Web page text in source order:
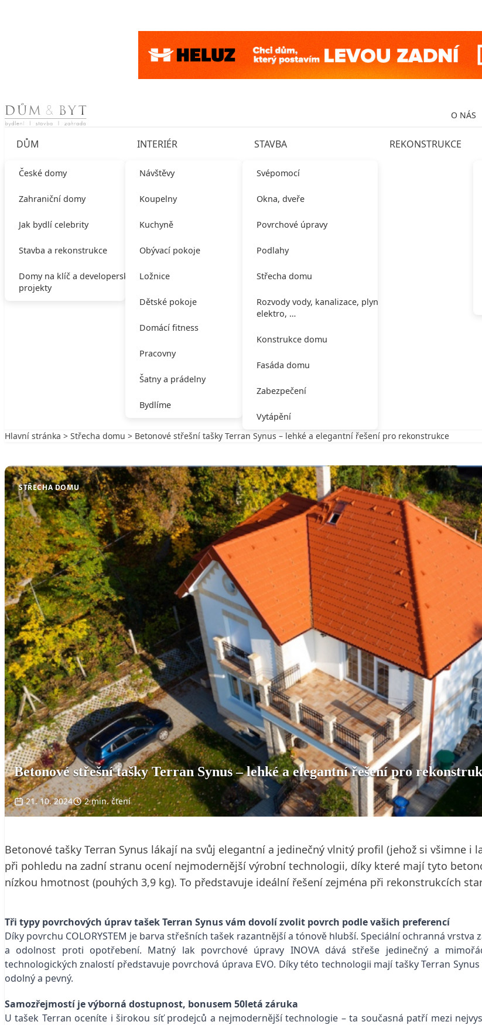
Skip to content O NÁS
DŮM
České domy
Zahraniční domy
Jak bydlí celebrity
Stavba a rekonstrukce
Domy na klíč a developerské
projekty
INTERIÉR
Návštěvy
Koupelny
Kuchyně
Obývací pokoje
Ložnice
Dětské pokoje
Domácí fitness
Pracovny
Šatny a prádelny
Bydlíme
STAVBA
Svépomocí
Okna, dveře
Povrchové úpravy
Podlahy
Střecha domu
Rozvody vody, kanalizace, plynu,
elektro, …
Konstrukce domu
Fasáda domu
Zabezpečení
Vytápění
REKONSTRUKCE
Hlavní stránka > Střecha domu > Betonové střešní tašky Terran Synus – lehké a elegantní řešení pro rekonstrukce
STŘECHA DOMU
Betonové střešní tašky Terran Synus – lehké a elegantní řešení pro
21. 10. 2024 2 min. čtení
Betonové tašky Terran Synus lákají na svůj elegantní a jedinečný vlnitý profil (jehož si všimne i
při pohledu na zadní stranu ocení nejmodernější výrobní technologii, díky které mají tyto
nízkou hmotnost (pouhých 3,9 kg). To představuje ideální řešení zejména při rekonstrukcích
Tři typy povrchových úprav tašek Terran Synus vám dovolí zvolit povrch podle vašich preferencí
Díky povrchu COLORYSTEM je barva střešních tašek razantnější a tónově hlubší. Speciální ochranná
a odolnost proti opotřebení. Matný lak povrchové úpravy INOVA dává střeše jedinečný a
technologických znalostí představuje povrchová úprava EVO. Díky této technologii mají tašky Terran
odolný a pevný.
Samozřejmostí je výborná dostupnost, bonusem 50letá záruka
U tašek Terran oceníte i širokou síť prodejců a nejmodernější technologie – ta současná patří mezi